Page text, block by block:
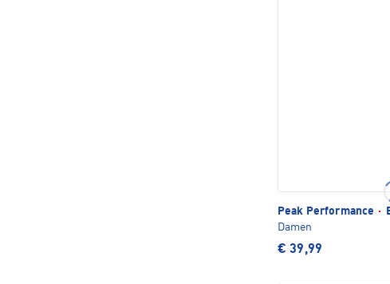
Peak Performance ·
Damen
€ 39,99